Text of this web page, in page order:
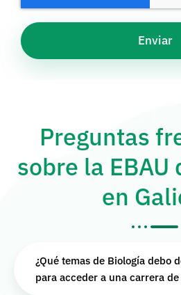
Enviar
Preguntas
sobre la EBAU
en
¿Qué temas de Biología debo
para acceder a una carrera